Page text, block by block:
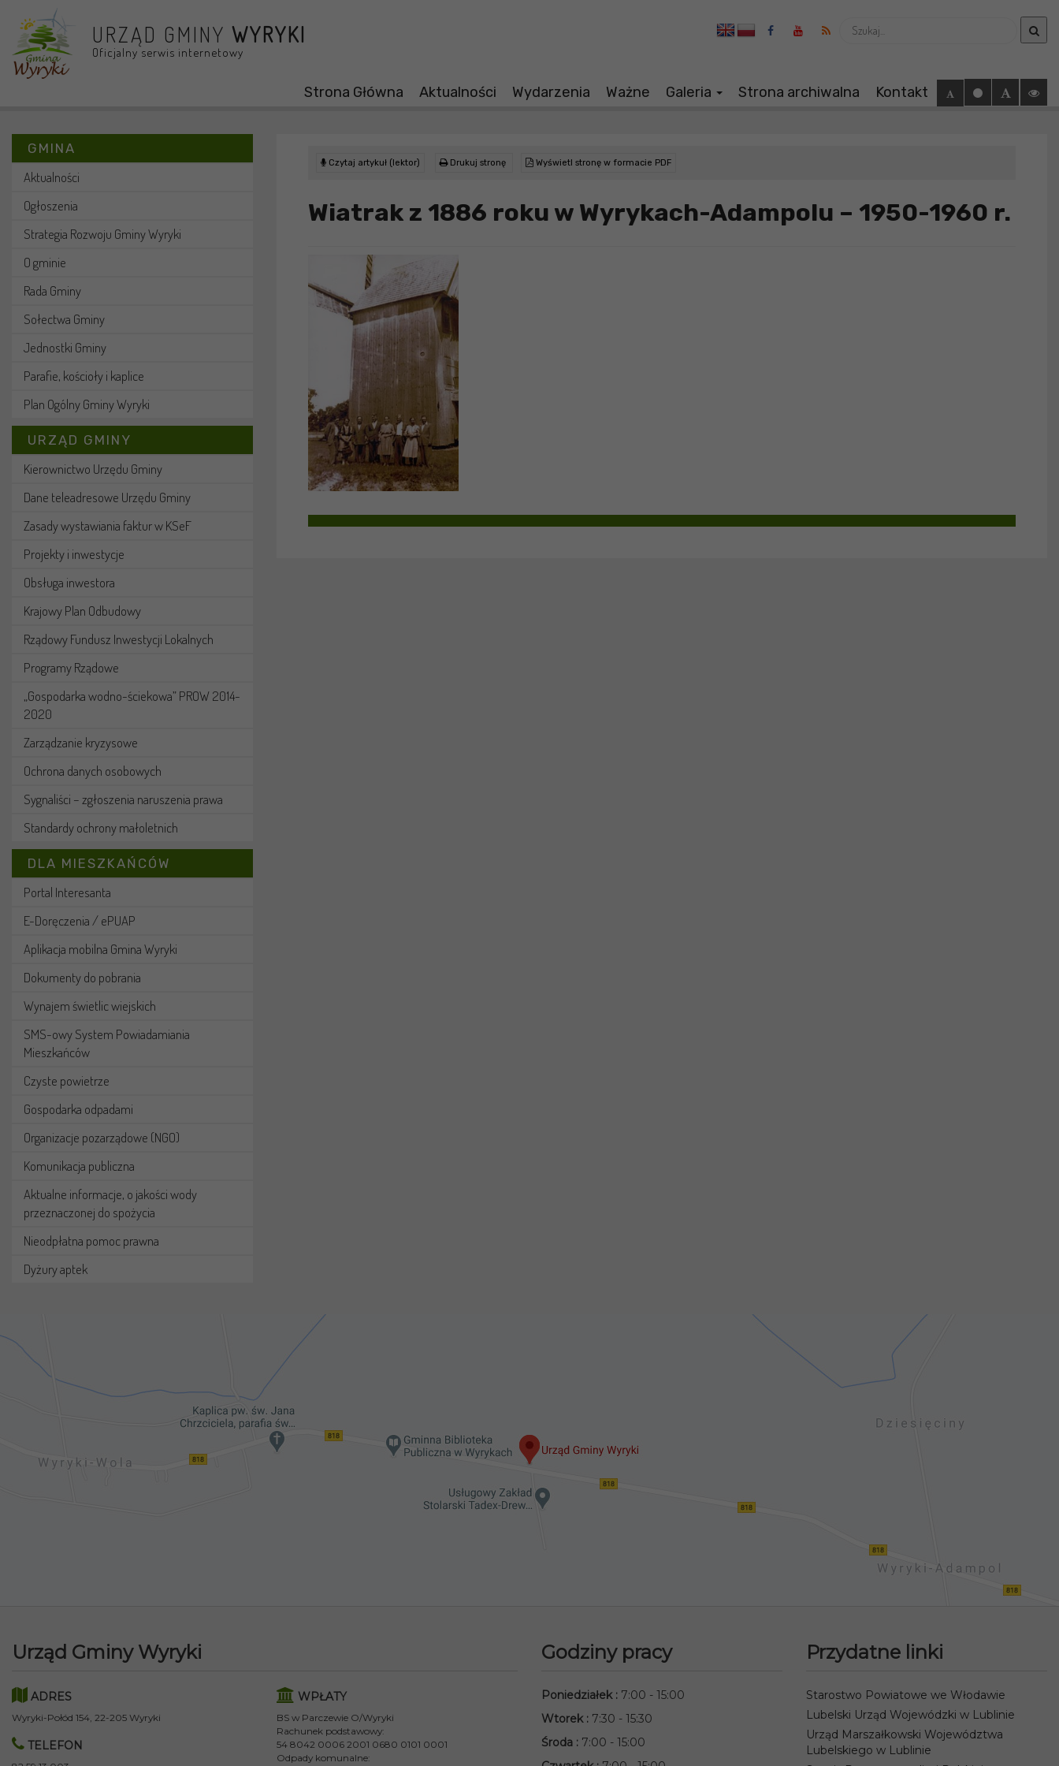
URZĄD GMINY WYRYKI
Oficjalny serwis internetowy
Wyszukaj
Strona Główna Aktualności Wydarzenia Ważne Galeria Strona archiwalna Kontakt
GMINA
Aktualności
Ogłoszenia
Strategia Rozwoju Gminy Wyryki
O gminie
Rada Gminy
Sołectwa Gminy
Jednostki Gminy
Parafie, kościoły i kaplice
Plan Ogólny Gminy Wyryki
URZĄD GMINY
Kierownictwo Urzędu Gminy
Dane teleadresowe Urzędu Gminy
Zasady wystawiania faktur w KSeF
Projekty i inwestycje
Obsługa inwestora
Krajowy Plan Odbudowy
Rządowy Fundusz Inwestycji Lokalnych
Programy Rządowe
„Gospodarka wodno-ściekowa” PROW 2014-
2020
Zarządzanie kryzysowe
Ochrona danych osobowych
Sygnaliści – zgłoszenia naruszenia prawa
Standardy ochrony małoletnich
DLA MIESZKAŃCÓW
Portal Interesanta
E-Doręczenia / ePUAP
Aplikacja mobilna Gmina Wyryki
Dokumenty do pobrania
Wynajem świetlic wiejskich
SMS-owy System Powiadamiania
Mieszkańców
Czyste powietrze
Gospodarka odpadami
Organizacje pozarządowe (NGO)
Komunikacja publiczna
Aktualne informacje, o jakości wody
przeznaczonej do spożycia
Nieodpłatna pomoc prawna
Dyżury aptek
Czytaj artykuł (lektor) Drukuj stronę Wyświetl stronę w formacie PDF
Wiatrak z 1886 roku w Wyrykach-Adampolu – 1950-1960 r.
Urząd Gminy Wyryki
ADRES
Wyryki-Połód 154, 22-205 Wyryki
TELEFON
WPŁATY
BS w Parczewie O/Wyryki
Rachunek podstawowy:
54 8042 0006 2001 0680 0101 0001
Odpady komunalne:
Godziny pracy
Poniedziałek: 7:00 - 15:00
Wtorek: 7:30 - 15:30
Środa : 7:00 - 15:00
Przydatne linki
Starostwo Powiatowe we Włodawie
Lubelski Urząd Wojewódzki w Lublinie
Urząd Marszałkowski Województwa
Lubelskiego w Lublinie